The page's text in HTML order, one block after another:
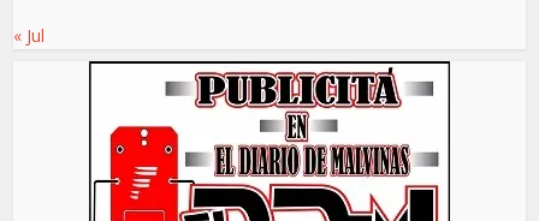
« Jul